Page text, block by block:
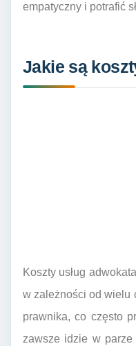
empatyczny i potrafić
Jakie są
Koszty usług
w zależności od wielu
prawnika, co często
zawsze idzie w parze